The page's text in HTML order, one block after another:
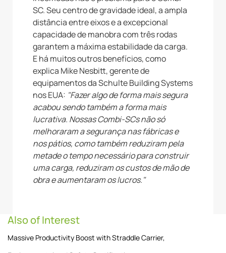
SC. Seu centro de gravidade ideal, a ampla
distância entre eixos e a excepcional
capacidade de manobra com três rodas
garantem a máxima estabilidade da carga.
E há muitos outros benefícios, como
explica Mike Nesbitt, gerente de
equipamentos da Schulte Building Systems
nos EUA: "Fazer algo de forma mais segura
acabou sendo também a forma mais
lucrativa. Nossas Combi-SCs não só
melhoraram a segurança nas fábricas e
nos pátios, como também reduziram pela
metade o tempo necessário para construir
uma carga, reduziram os custos de mão de
obra e aumentaram os lucros."
Also of Interest
Massive Productivity Boost with Straddle Carrier,